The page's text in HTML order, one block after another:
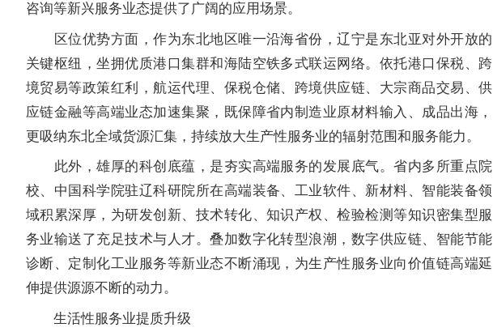
咨询等新兴服务业态提供了广阔的应用场景。
区位优势方面，作为东北地区唯一沿海省份，辽宁是东北亚对外开放的
关键枢纽，坐拥优质港口集群和海陆空铁多式联运网络。依托港口保税、跨
境贸易等政策红利，航运代理、保税仓储、跨境供应链、大宗商品交易、供
应链金融等高端业态加速集聚，既保障省内制造业原材料输入、成品出海，
更吸纳东北全域货源汇集，持续放大生产性服务业的辐射范围和服务能力。
此外，雄厚的科创底蕴，是夯实高端服务的发展底气。省内多所重点院
校、中国科学院驻辽科研院所在高端装备、工业软件、新材料、智能装备领
域积累深厚，为研发创新、技术转化、知识产权、检验检测等知识密集型服
务业输送了充足技术与人才。叠加数字化转型浪潮，数字供应链、智能节能
诊断、定制化工业服务等新业态不断涌现，为生产性服务业向价值链高端延
伸提供源源不断的动力。
生活性服务业提质升级